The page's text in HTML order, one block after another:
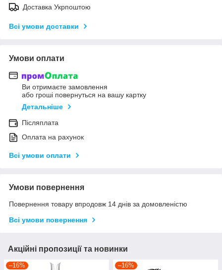
Доставка Укрпоштою
Всі умови доставки
Умови оплати
Ви отримаєте замовлення
або гроші повернуться на вашу картку
Детальніше
Післяплата
Оплата на рахунок
Всі умови оплати
Умови повернення
Повернення товару впродовж 14 днів за домовленістю
Всі умови повернення
Акційні пропозиції та новинки
–16% –16%